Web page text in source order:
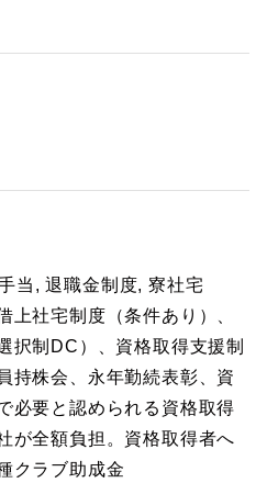
当, 退職金制度, 寮社宅
上社宅制度（条件あり）、
択制DC）、資格取得支援制
持株会、永年勤続表彰、資
必要と認められる資格取得
が全額負担。資格取得者へ
クラブ助成金